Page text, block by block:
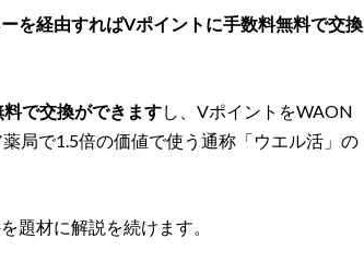
ーを経由すればVポイントに手数料無料で交換
料で交換ができますし、VポイントをWAON
局で1.5倍の価値で使う通称「ウエル活」の
題材に解説を続けます。